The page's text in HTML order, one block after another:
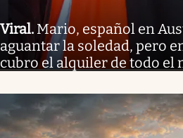
Viral. Mario, español en
aguantar la soledad, pero
cubro el alquiler de todo el